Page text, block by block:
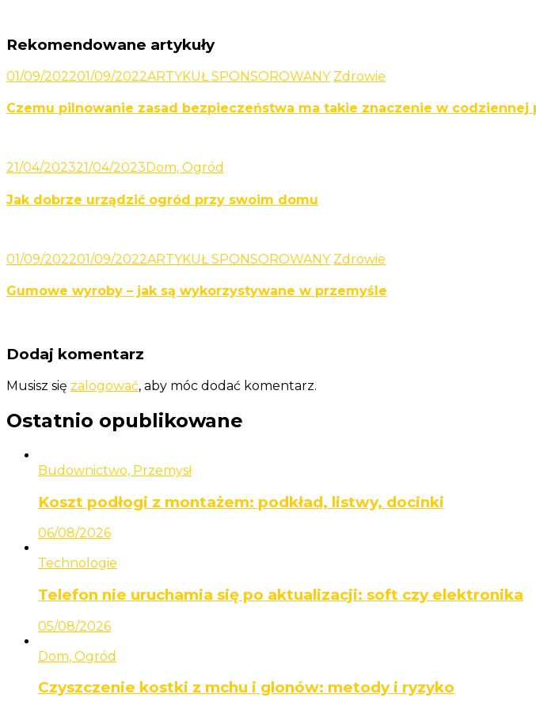
Rekomendowane artykuły
01/09/202201/09/2022ARTYKUŁ SPONSOROWANY Zdrowie
Czemu pilnowanie zasad bezpieczeństwa ma takie znaczenie w codziennej
21/04/202321/04/2023 Dom, Ogród
Jak dobrze urządzić ogród przy swoim domu
01/09/202201/09/2022ARTYKUŁ SPONSOROWANY Zdrowie
Gumowe wyroby – jak są wykorzystywane w przemyśle
Dodaj komentarz
Musisz się zalogować, aby móc dodać komentarz.
Ostatnio opublikowane
Budownictwo, Przemysł
Koszt podłogi z montażem: podkład, listwy, docinki
06/08/2026
Technologie
Telefon nie uruchamia się po aktualizacji: soft czy elektronika
05/08/2026
Dom, Ogród
Czyszczenie kostki z mchu i glonów: metody i ryzyko